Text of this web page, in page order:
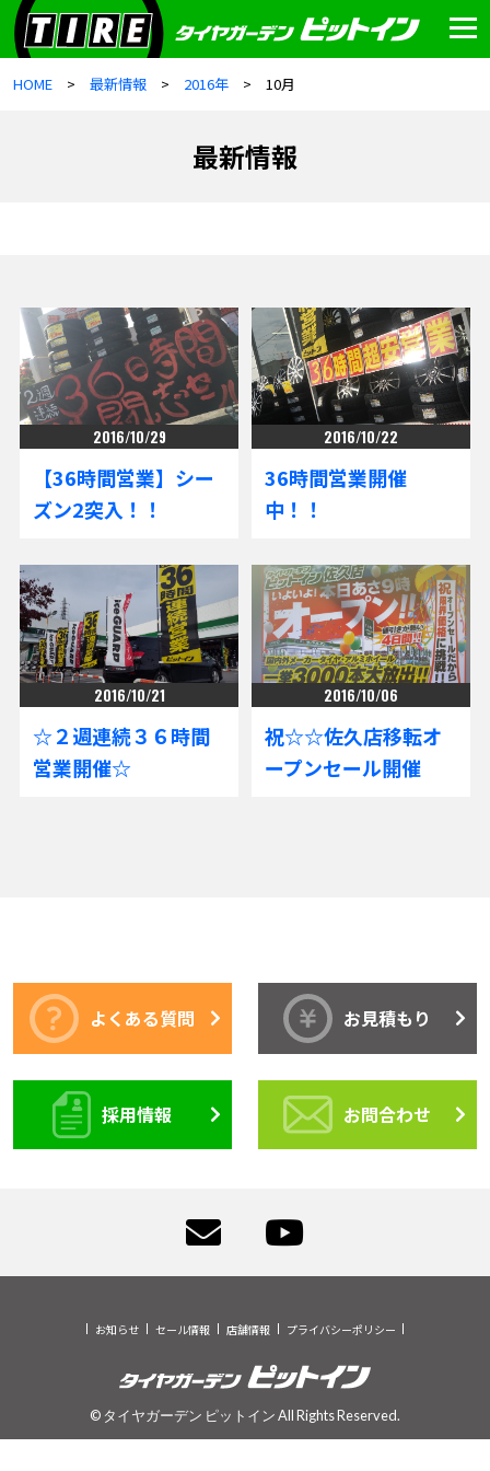
HOME 最新情報 2016年 10月
最新情報
2016/10/29
【36時間営業】シー
ズン2突入！！
2016/10/22
36時間営業開催
中！！
2016/10/21
☆２週連続３６時間
営業開催☆
2016/10/06
祝☆☆佐久店移転オ
ープンセール開催
よくある質問 お見積もり
採用情報 お問合わせ
お知らせ セール情報 店舗情報 プライバシーポリシー
© タイヤガーデン ピットイン All Rights Reserved.